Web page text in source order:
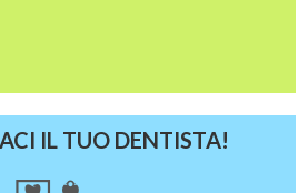
IL TUO DENTISTA!